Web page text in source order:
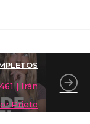
| Irán
Prieto